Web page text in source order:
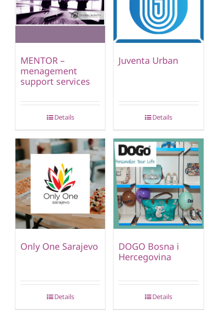
MENTOR –
menagement
support services
Details
Juventa Urban
Details
Only One Sarajevo
Details
DOGO Bosna i
Hercegovina
Details